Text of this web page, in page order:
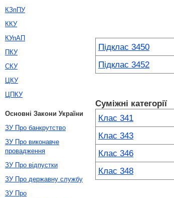
Підклас 3450
Підклас 3452
Суміжні категорії
Клас 341
Клас 343
Клас 346
Клас 348
КЗпПУ
ККУ
КУпАП
ПКУ
СКУ
ЦКУ
ЦПКУ
Основні Закони України
ЗУ Про банкрутство
ЗУ Про виконавче
провадження
ЗУ Про відпустки
ЗУ Про державну службу
ЗУ Про